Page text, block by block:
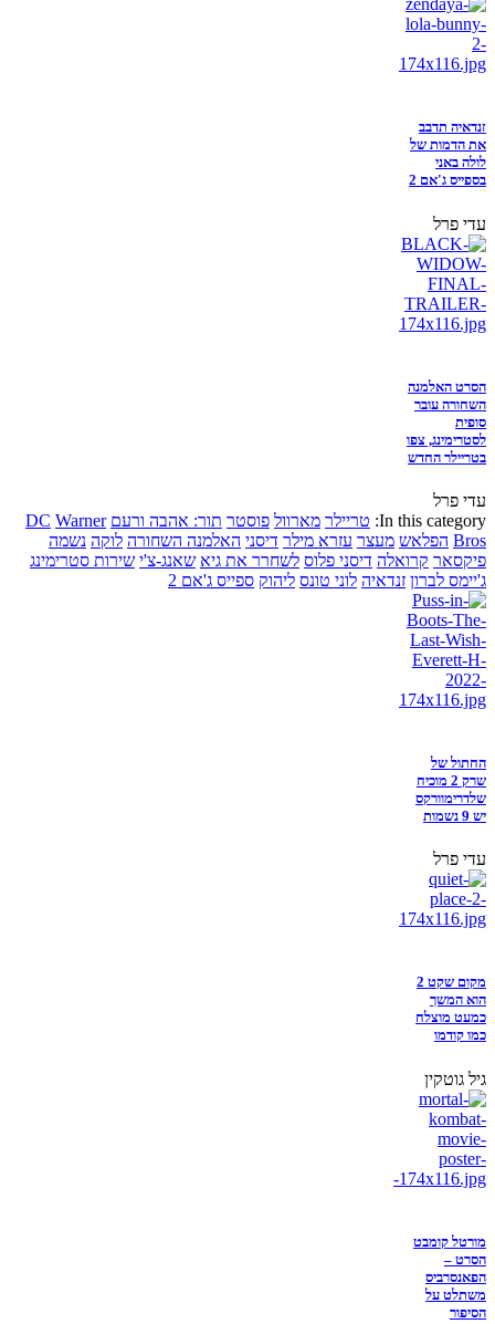
זנדאיה תדבב
את הדמות של
לולה באני
בספייס ג'אם 2
עדי פרל
הסרט האלמנה
השחורה עובר
סופית
לסטרימינג, צפו
בטריילר החדש
עדי פרל
In this category: טריילר מארוול פוסטר תור: אהבה ורעם DC Warner
Bros הפלאש מעצר עזרא מילר דיסני האלמנה השחורה לוקה נשמה
פיקסאר קרואלה דיסני פלוס לשחרר את גיא שאנג-צ'י שירות סטרימינג
ג'יימס לברון זנדאיה לוני טונס ליהוק ספייס ג'אם 2
החתול של
שרק 2 מוכיח
שלדרימוורקס
יש 9 נשמות
עדי פרל
מקום שקט 2
הוא המשך
כמעט מוצלח
כמו קודמו
גיל גוטקין
מורטל קומבט
הסרט –
הפאנסרביס
משתלט על
הסיפור